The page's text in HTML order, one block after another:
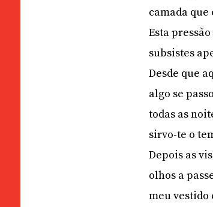
camada que
Esta
subsistes
Desde que
algo se
todas as
sirvo-te o
Depois as
olhos a
meu vestido